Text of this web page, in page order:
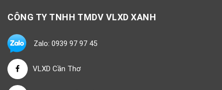
CÔNG TY TNHH TMDV VLXD XANH
Zalo: 0939 97 97 45
VLXD Cần Thơ